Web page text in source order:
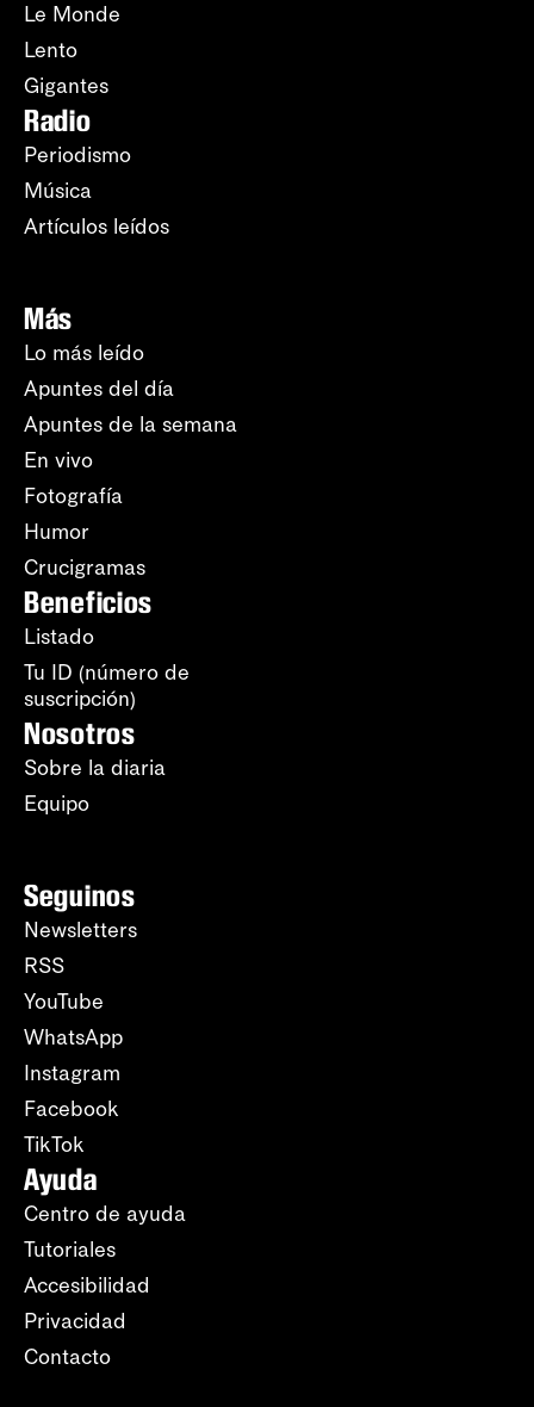
Le Monde
Lento
Gigantes
Radio
Periodismo
Música
Artículos leídos
Más
Lo más leído
Apuntes del día
Apuntes de la semana
En vivo
Fotografía
Humor
Crucigramas
Beneficios
Listado
Tu ID (número de
suscripción)
Nosotros
Sobre la diaria
Equipo
Seguinos
Newsletters
RSS
YouTube
WhatsApp
Instagram
Facebook
TikTok
Ayuda
Centro de ayuda
Tutoriales
Accesibilidad
Privacidad
Contacto